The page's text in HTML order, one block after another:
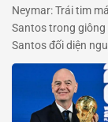
Neymar: Trái tim
Santos trong giông
Santos đối diện
hạng, Neymar đã
phải thán phục với
táo bạo: trở lại sân
dính chấn thương